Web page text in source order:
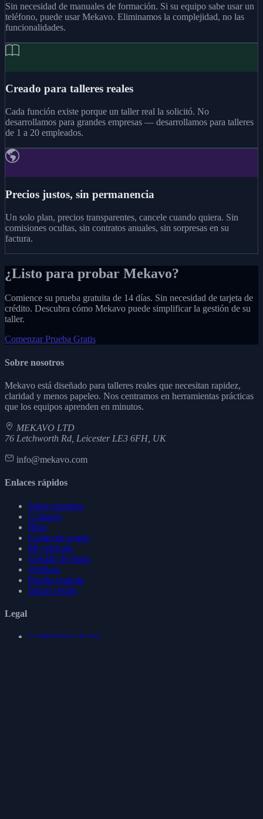
Sin necesidad de manuales de formación. Si su equipo sabe usar un
teléfono, puede usar Mekavo. Eliminamos la complejidad, no las
funcionalidades.
Creado para talleres reales
Cada función existe porque un taller real la solicitó. No
desarrollamos para grandes empresas — desarrollamos para talleres
de 1 a 20 empleados.
Precios justos, sin permanencia
Un solo plan, precios transparentes, cancele cuando quiera. Sin
comisiones ocultas, sin contratos anuales, sin sorpresas en su
factura.
¿Listo para probar Mekavo?
Comience su prueba gratuita de 14 días. Sin necesidad de tarjeta de
crédito. Descubra cómo Mekavo puede simplificar la gestión de su
taller.
Comenzar Prueba Gratis
Sobre nosotros
Mekavo está diseñado para talleres reales que necesitan rapidez,
claridad y menos papeleo. Nos centramos en herramientas prácticas
que los equipos aprenden en minutos.
MEKAVO LTD
76 Letchworth Rd, Leicester LE3 6FH, UK
info@mekavo.com
Enlaces rápidos
Sobre nosotros
Contacto
Blog
Centro de ayuda
Mi vehículo
Gestión de flotas
Verificar
Prueba gratuita
Iniciar sesión
Legal
Condiciones de uso